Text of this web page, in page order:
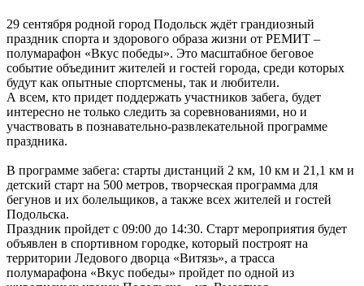
29 сентября родной город Подольск ждёт грандиозный
праздник спорта и здорового образа жизни от РЕМИТ –
полумарафон «Вкус победы». Это масштабное беговое
событие объединит жителей и гостей города, среди которых
будут как опытные спортсмены, так и любители.
А всем, кто придет поддержать участников забега, будет
интересно не только следить за соревнованиями, но и
участвовать в познавательно-развлекательной программе
праздника.
В программе забега: старты дистанций 2 км, 10 км и 21,1 км и
детский старт на 500 метров, творческая программа для
бегунов и их болельщиков, а также всех жителей и гостей
Подольска.
Праздник пройдет с 09:00 до 14:30. Старт мероприятия будет
объявлен в спортивном городке, который построят на
территории Ледового дворца «Витязь», а трасса
полумарафона «Вкус победы» пройдет по одной из